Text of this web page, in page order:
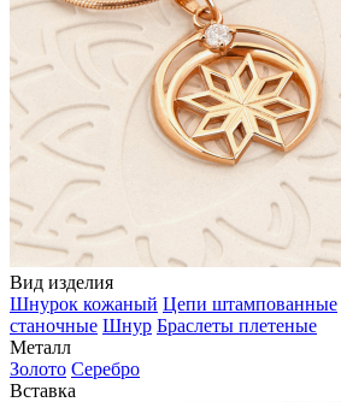
Вид изделия
Шнурок кожаный Цепи штампованные
станочные Шнур Браслеты плетеные
Металл
Золото Серебро
Вставка